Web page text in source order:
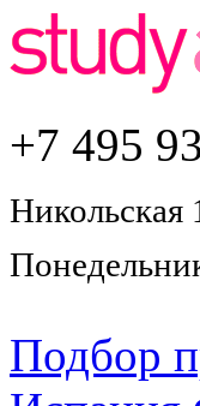
+7 495
Никольская
Подбор